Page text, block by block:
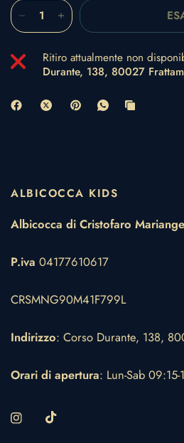
Ritiro attualmente non
Durante, 138, 80027
ALBICOCCA KIDS
Albicocca di Cristofaro
P.iva04177610617
CRSMNG90M41F799L
Indirizzo: Corso Durante, 138,
Orari di apertura: Lun-Sab